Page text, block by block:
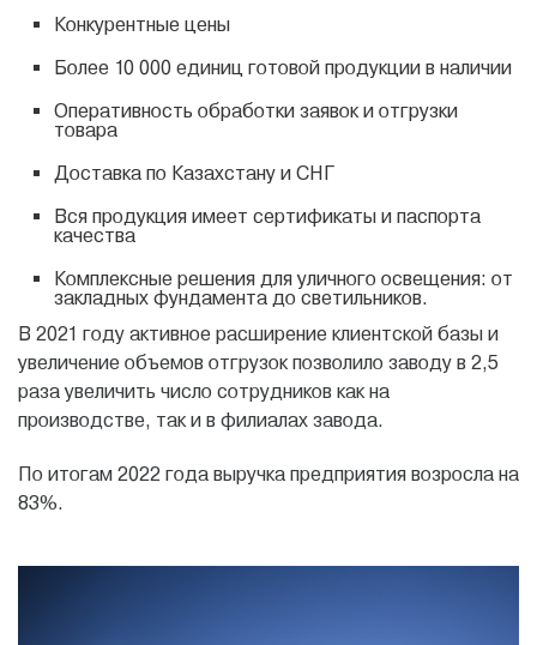
Конкурентные цены
Более 10 000 единиц готовой продукции в наличии
Оперативность обработки заявок и отгрузки
товара
Доставка по Казахстану и СНГ
Вся продукция имеет сертификаты и паспорта
качества
Комплексные решения для уличного освещения: от
закладных фундамента до светильников.
В 2021 году активное расширение клиентской базы и
увеличение объемов отгрузок позволило заводу в 2,5
раза увеличить число сотрудников как на
производстве, так и в филиалах завода.
По итогам 2022 года выручка предприятия возросла на
83%.